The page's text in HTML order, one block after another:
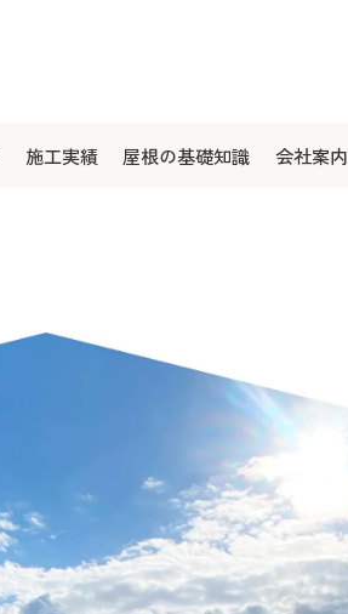
施工実績 屋根の基礎知識 会社案内